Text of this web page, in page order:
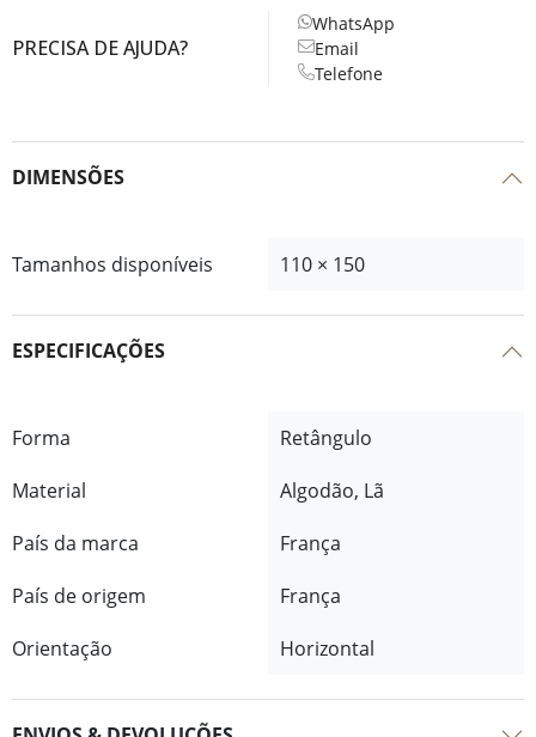
PRECISA DE AJUDA?
WhatsApp
Email
Telefone
DIMENSÕES
Tamanhos disponíveis 110 × 150
ESPECIFICAÇÕES
Forma
Retângulo
Material
Algodão, Lã
País da marca
França
País de origem
França
Orientação
Horizontal